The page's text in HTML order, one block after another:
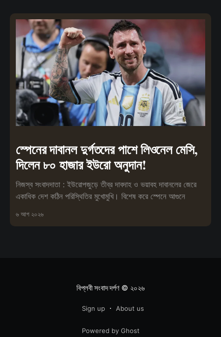
স্পেনের দাবানল দুর্গতদের পাশে লিওনেল মেসি,
দিলেন ৮০ হাজার ইউরো অনুদান!
নিজস্ব সংবাদদাতা : ইউরোপজুড়ে তীব্র দাবদাহ ও ভয়াবহ দাবানলের জেরে
একাধিক দেশ কঠিন পরিস্থিতির মুখোমুখি। বিশেষ করে স্পেনে আগুনে
৬ আগ ২০২৬
বিপ্লবী সংবাদ দর্পণ© ২০২৬
Sign up About us
Powered by Ghost